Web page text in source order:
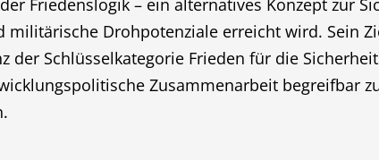
militärische Drohpotenziale erreicht wird. Sein
der Schlüsselkategorie Frieden für die
Zusammenarbeit begreifbar